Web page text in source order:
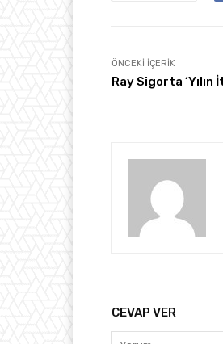
ÖNCEKI İÇERIK
Ray Sigorta ‘Yılın
CEVAP VER